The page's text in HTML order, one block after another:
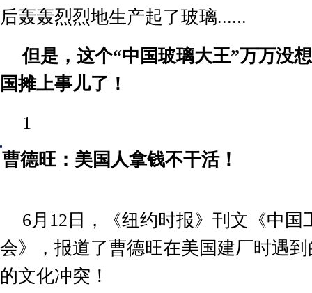
后轰轰烈烈地生产起了玻璃......
但是，这个“中国玻璃大王”万万
国摊上事儿了！
1
曹德旺：美国人拿钱不干活！
6月 12 日，《纽约时报》刊文《中国
会》，报道了曹德旺在美国建厂时遇
的文化冲突！